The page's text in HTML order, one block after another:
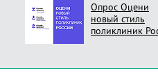
Опрос Оцени
новый стиль
поликлиник